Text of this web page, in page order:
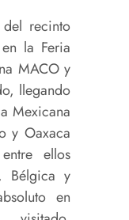
recinto
la Feria
MACO y
llegando
Mexicana
y Oaxaca
ellos
Bélgica y
en